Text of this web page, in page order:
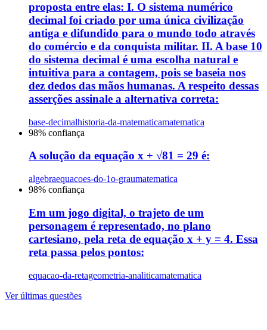
proposta entre elas: I. O sistema numérico
decimal foi criado por uma única civilização
antiga e difundido para o mundo todo através
do comércio e da conquista militar. II. A base 10
do sistema decimal é uma escolha natural e
intuitiva para a contagem, pois se baseia nos
dez dedos das mãos humanas. A respeito dessas
asserções assinale a alternativa correta:
base-decimalhistoria-da-matematicamatematica
98% confiança
A solução da equação x + √81 = 29 é:
algebraequacoes-do-1o-graumatematica
98% confiança
Em um jogo digital, o trajeto de um
personagem é representado, no plano
cartesiano, pela reta de equação x + y = 4. Essa
reta passa pelos pontos:
equacao-da-retageometria-analiticamatematica
Ver últimas questões